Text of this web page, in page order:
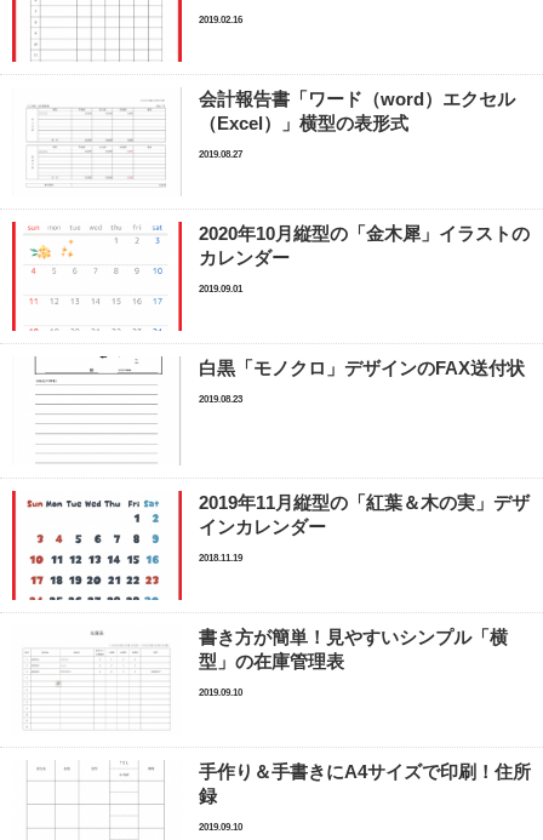
2019.02.16
会計報告書「ワード（word）エクセル
（Excel）」横型の表形式
2019.08.27
2020年10月縦型の「金木犀」イラストの
カレンダー
2019.09.01
白黒「モノクロ」デザインのFAX送付状
2019.08.23
2019年11月縦型の「紅葉＆木の実」デザ
インカレンダー
2018.11.19
書き方が簡単！見やすいシンプル「横
型」の在庫管理表
2019.09.10
手作り＆手書きにA4サイズで印刷！住所
録
2019.09.10